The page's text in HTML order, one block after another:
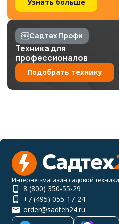
Узнать больше
Садтех Профи
Техника для
профессионалов
Подобрать технику
Интернет-магазин садовой техники
8 (800) 350-55-29
+7 (495) 055-17-24
order@sadteh24.ru